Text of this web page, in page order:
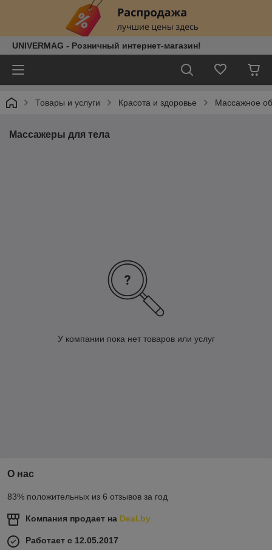
UNIVERMAG - Розничный интернет-магазин!
Товары и услуги Красота и здоровье Массажное
Массажеры для тела
У компании пока нет товаров или услуг
О нас
83% положительных из 6 отзывов за год
Компания продает на Deal.by
Работает с 12.05.2017